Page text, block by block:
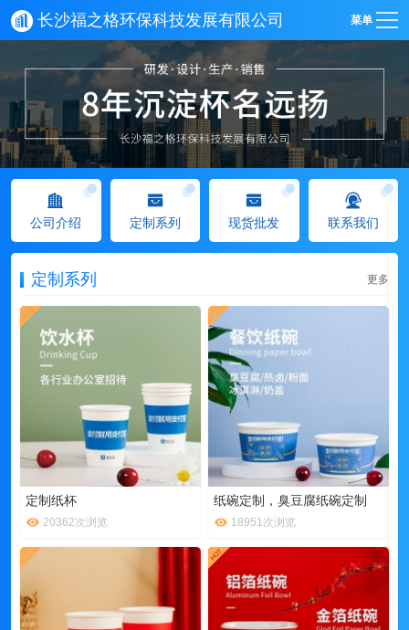
长沙福之格环保科技发展有限公司 菜单
公司介绍 定制系列 现货批发 联系我们
定制系列 更多
定制纸杯
20362次浏览
纸碗定制，臭豆腐纸碗定制
18951次浏览